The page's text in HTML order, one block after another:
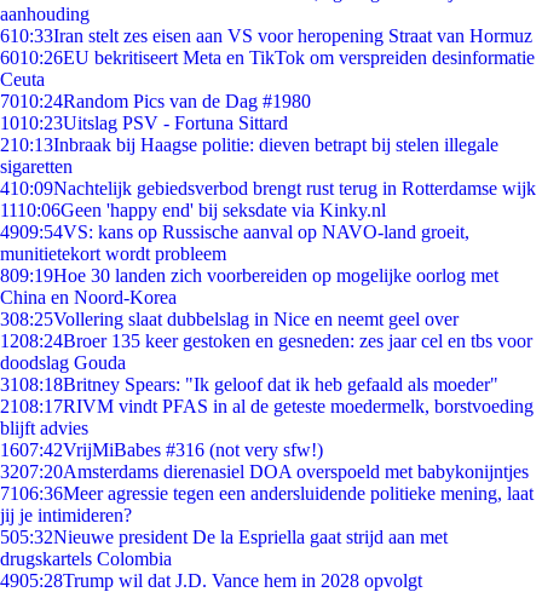
aanhouding
610:33Iran stelt zes eisen aan VS voor heropening Straat van Hormuz
6010:26EU bekritiseert Meta en TikTok om verspreiden desinformatie
Ceuta
7010:24Random Pics van de Dag #1980
1010:23Uitslag PSV - Fortuna Sittard
210:13Inbraak bij Haagse politie: dieven betrapt bij stelen illegale
sigaretten
410:09Nachtelijk gebiedsverbod brengt rust terug in Rotterdamse wijk
1110:06Geen 'happy end' bij seksdate via Kinky.nl
4909:54VS: kans op Russische aanval op NAVO-land groeit,
munitietekort wordt probleem
809:19Hoe 30 landen zich voorbereiden op mogelijke oorlog met
China en Noord-Korea
308:25Vollering slaat dubbelslag in Nice en neemt geel over
1208:24Broer 135 keer gestoken en gesneden: zes jaar cel en tbs voor
doodslag Gouda
3108:18Britney Spears: "Ik geloof dat ik heb gefaald als moeder"
2108:17RIVM vindt PFAS in al de geteste moedermelk, borstvoeding
blijft advies
1607:42VrijMiBabes #316 (not very sfw!)
3207:20Amsterdams dierenasiel DOA overspoeld met babykonijntjes
7106:36Meer agressie tegen een andersluidende politieke mening, laat
jij je intimideren?
505:32Nieuwe president De la Espriella gaat strijd aan met
drugskartels Colombia
4905:28Trump wil dat J.D. Vance hem in 2028 opvolgt